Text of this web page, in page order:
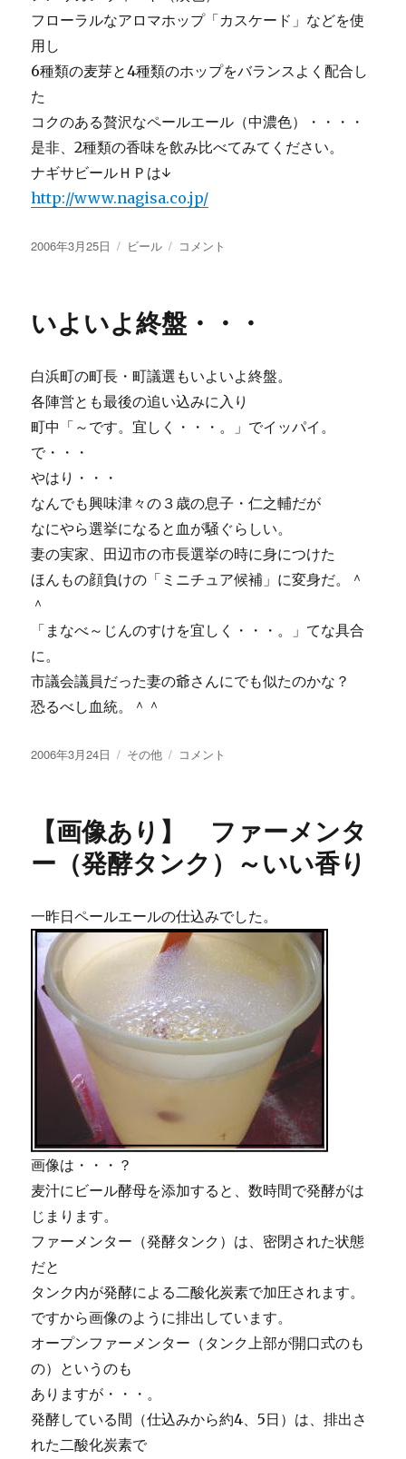
フローラルなアロマホップ「カスケード」などを使
用し
6種類の麦芽と4種類のホップをバランスよく配合し
た
コクのある贅沢なペールエール（中濃色）・・・・
是非、2種類の香味を飲み比べてみてください。
ナギサビールＨＰは↓
http://www.nagisa.co.jp/
投
2006年3月25日
カ
ー
ビール
さ
な
コ
ま
ろ
り。
そ
れ
が
紀
浜
サ
に
コメント
いよいよ終盤・・・
白浜町の町長・町議選もいよいよ終盤。
各陣営とも最後の追い込みに入り
町中「～です。宜しく・・・。」でイッパイ。
で・・・
やはり・・・
なんでも興味津々の３歳の息子・仁之輔だが
なにやら選挙になると血が騒ぐらしい。
妻の実家、田辺市の市長選挙の時に身につけた
ほんもの顔負けの「ミニチュア候補」に変身だ。＾
＾
「まなべ～じんのすけを宜しく・・・。」てな具合
に。
市議会議員だった妻の爺さんにでも似たのかな？
恐るべし血統。＾＾
投
2006年3月24日
カ
ー
その他
い
盤・・・
に
コメント
【画像あり】 ファーメンタ
ー（発酵タンク）～いい香り
一昨日ペールエールの仕込みでした。
画像は・・・？
麦汁にビール酵母を添加すると、数時間で発酵がは
じまります。
ファーメンター（発酵タンク）は、密閉された状態
だと
タンク内が発酵による二酸化炭素で加圧されます。
ですから画像のように排出しています。
オープンファーメンター（タンク上部が開口式のも
の）というのも
ありますが・・・。
発酵している間（仕込みから約4、5日）は、排出さ
れた二酸化炭素で